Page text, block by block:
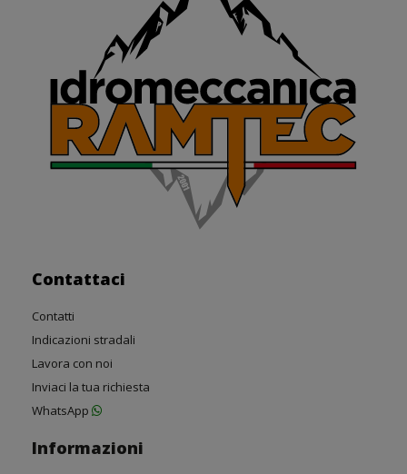
Contattaci
Contatti
Indicazioni stradali
Lavora con noi
Inviaci la tua richiesta
WhatsApp
Informazioni